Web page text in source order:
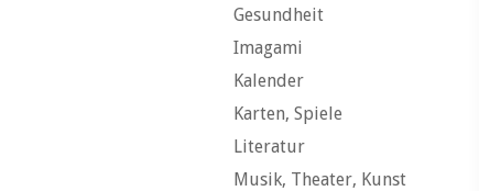
Gesundheit
Imagami
Kalender
Karten, Spiele
Literatur
Musik, Theater, Kunst